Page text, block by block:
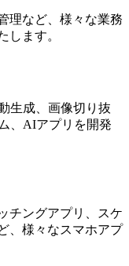
理など、様々な業務
します。
生成、画像切り抜
、AIアプリを開発
チングアプリ、スケ
、様々なスマホアプ